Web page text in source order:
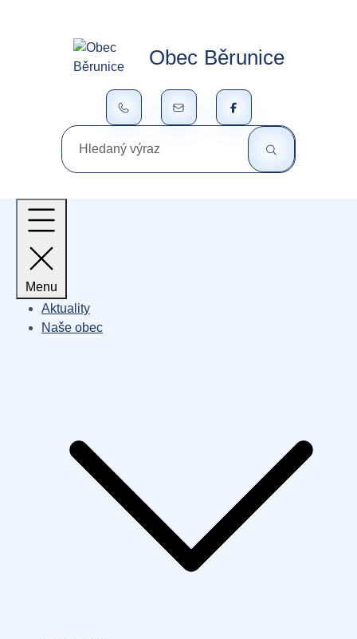
Obec Běrunice
+420 325 650 024ou@berunice.cz
Hledaný výraz
Menu
Aktuality
Naše obec